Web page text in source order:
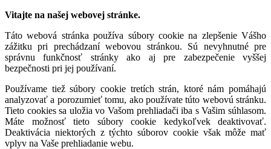
Vitajte na našej webovej stránke.
Táto webová stránka používa súbory cookie na zlepšenie Vášho
zážitku pri prechádzaní webovou stránkou. Sú nevyhnutné pre
správnu funkčnosť stránky ako aj pre zabezpečenie vyššej
bezpečnosti pri jej používaní.
Používame tiež súbory cookie tretích strán, ktoré nám pomáhajú
analyzovať a porozumieť tomu, ako používate túto webovú stránku.
Tieto cookies sa uložia vo Vašom prehliadači iba s Vašim súhlasom.
Máte možnosť tieto súbory cookie kedykoľvek deaktivovať.
Deaktivácia niektorých z týchto súborov cookie však môže mať
vplyv na Vaše prehliadanie webu.